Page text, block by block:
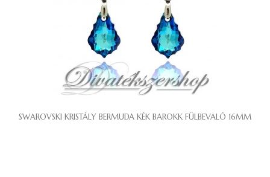
SWAROVSKI KRISTÁLY BERMUDA KÉK BAROKK FÜLBEVALÓ 16MM